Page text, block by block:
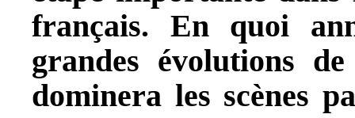
français. En quoi
grandes évolutions
dominera les scènes